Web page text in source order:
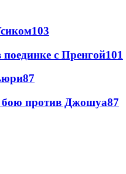
103
с Пренгой101
87
бою против Джошуа87